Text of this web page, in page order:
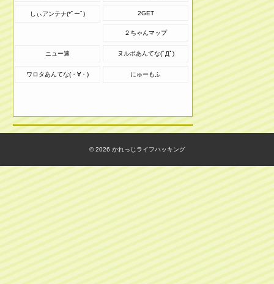
しぃアンテナ(*ﾟーﾟ) 2GET
２ちゃんマップ
ニュー速 ヌルポあんてな(ﾟДﾟ)
ワロタあんてな(・∀・) にゅーもふ
© 2026 かれっじライフハッキング